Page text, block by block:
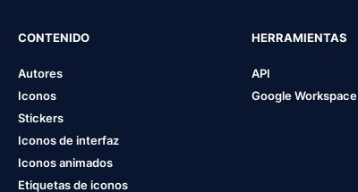
CONTENIDO
Autores
Iconos
Stickers
Iconos de interfaz
Iconos animados
Etiquetas de iconos
HERRAMIENTAS
API
Google Workspace